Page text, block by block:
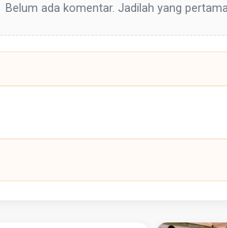
Belum ada komentar. Jadilah yang